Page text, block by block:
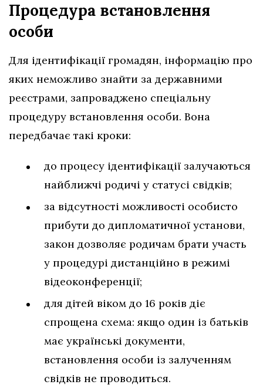
Процедура встановлення
особи
Для ідентифікації громадян, інформацію про
яких неможливо знайти за державними
реєстрами, запроваджено спеціальну
процедуру встановлення особи. Вона
передбачає такі кроки:
до процесу ідентифікації залучаються
найближчі родичі у статусі свідків;
за відсутності можливості особисто
прибути до дипломатичної установи,
закон дозволяє родичам брати участь
у процедурі дистанційно в режимі
відеоконференції;
для дітей віком до 16 років діє
спрощена схема: якщо один із батьків
має українські документи,
встановлення особи із залученням
свідків не проводиться.